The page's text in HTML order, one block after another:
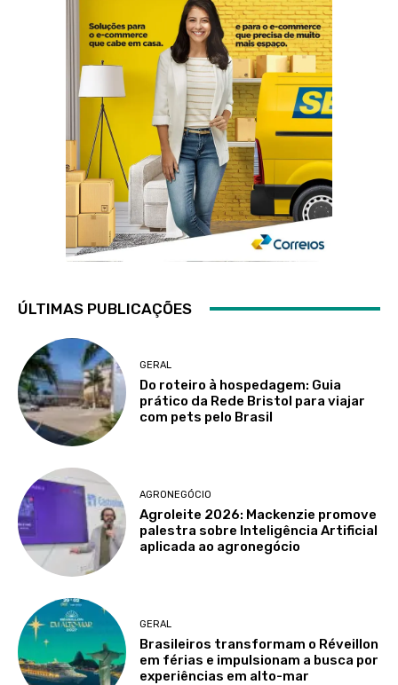
ÚLTIMAS PUBLICAÇÕES
GERAL
Do roteiro à hospedagem: Guia
prático da Rede Bristol para viajar
com pets pelo Brasil
AGRONEGÓCIO
Agroleite 2026: Mackenzie promove
palestra sobre Inteligência Artificial
aplicada ao agronegócio
GERAL
Brasileiros transformam o Réveillon
em férias e impulsionam a busca por
experiências em alto-mar